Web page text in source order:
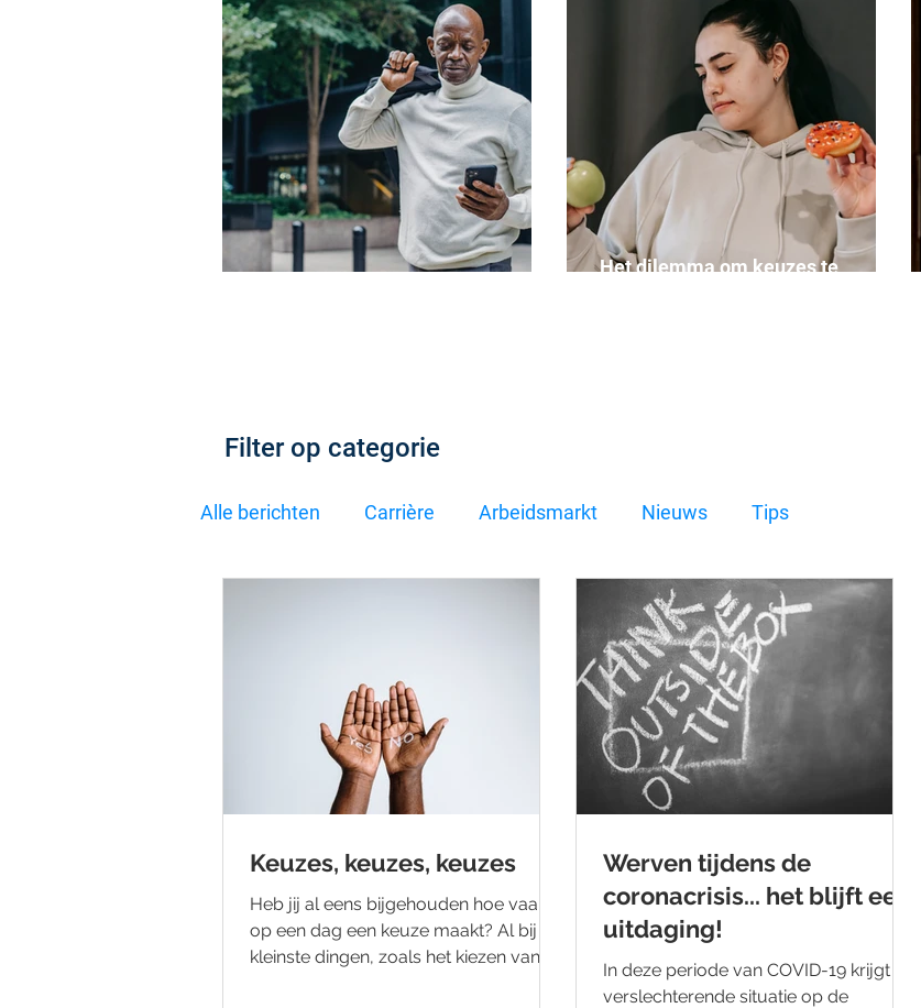
Alle berichten Carrière Arbeidsmarkt Nieuws Tips
Keuzes, keuzes, keuzes
Heb jij al eens bijgehouden hoe vaak je
op een dag een keuze maakt? Al bij de
kleinste dingen, zoals het kiezen van
Werven tijdens de
coronacrisis... het blijft een
uitdaging!
In deze periode van COVID-19 krijgt de
verslechterende situatie op de
Filter op categorie
Het dilemma om keuzes te